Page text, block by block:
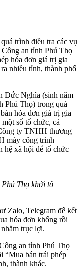
trình điều tra các vụ
an tỉnh Phú Thọ
hóa đơn giá trị gia
nhiều tỉnh, thành phố
Đức Nghĩa (sinh năm
Phú Thọ) trong quá
hóa đơn giá trị gia
số tổ chức, cá
ty TNHH thương
máy công trình
hệ xã hội để tổ chức
Thọ khởi tố
Zalo, Telegram để kết
hóa đơn khống rồi
trục lợi.
an tỉnh Phú Thọ
“Mua bán trái phép
thành khác.